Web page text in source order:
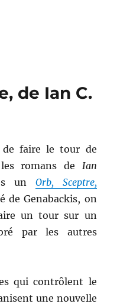
de Ian C.
faire le tour de
romans de Ian
un Orb, Sceptre,
de Genabackis, on
un tour sur un
par les autres
qui contrôlent le
une nouvelle